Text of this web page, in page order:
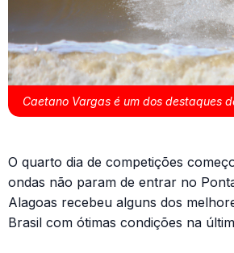
Caetano Vargas é um dos destaques
O quarto dia de competições
ondas não param de entrar no
Alagoas recebeu alguns dos
Brasil com ótimas condições na